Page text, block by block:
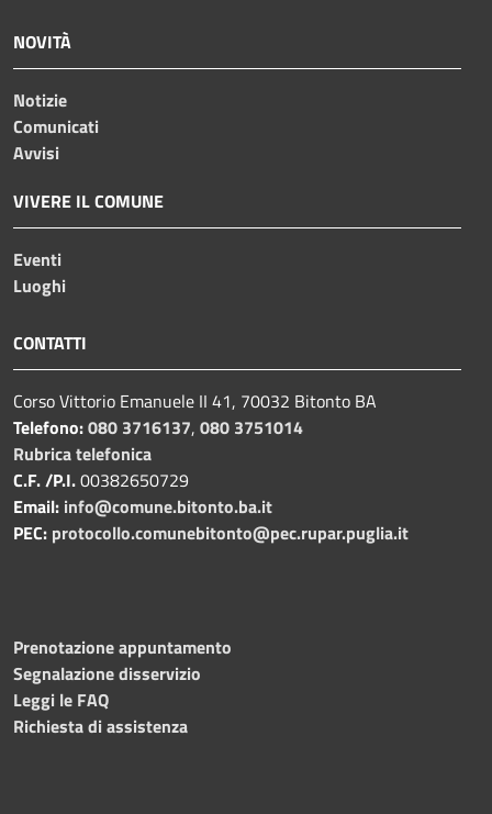
NOVITÀ
Notizie
Comunicati
Avvisi
VIVERE IL COMUNE
Eventi
Luoghi
CONTATTI
Corso Vittorio Emanuele II 41, 70032 Bitonto BA
Telefono:080 3716137, 080 3751014
Rubrica telefonica
C.F. /P.I.00382650729
Email: info@comune.bitonto.ba.it
PEC: protocollo.comunebitonto@pec.rupar.puglia.it
Prenotazione appuntamento
Segnalazione disservizio
Leggi le FAQ
Richiesta di assistenza